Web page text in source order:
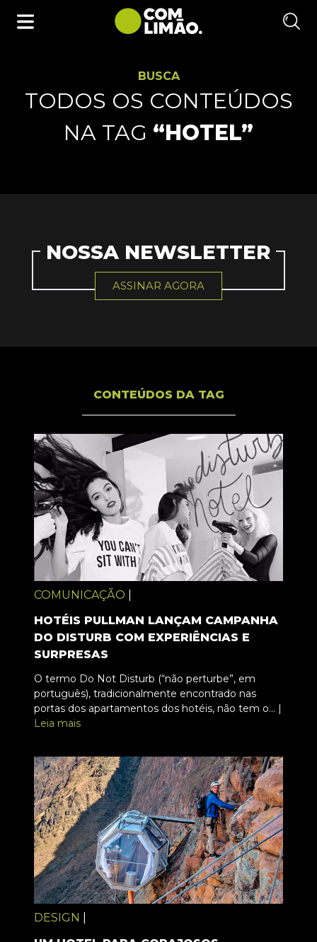
BUSCA
TODOS OS CONTEÚDOS
NA TAG “HOTEL”
NOSSA NEWSLETTER
ASSINAR AGORA
CONTEÚDOS DA TAG
COMUNICAÇÃO
HOTÉIS PULLMAN LANÇAM CAMPANHA
DO DISTURB COM EXPERIÊNCIAS E
SURPRESAS
O termo Do Not Disturb (“não perturbe”, em
português), tradicionalmente encontrado nas
portas dos apartamentos dos hotéis, não tem o... |
Leia mais
DESIGN